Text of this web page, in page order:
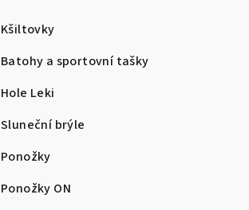
Kšiltovky
Batohy a sportovní tašky
Hole Leki
Sluneční brýle
Ponožky
Ponožky ON